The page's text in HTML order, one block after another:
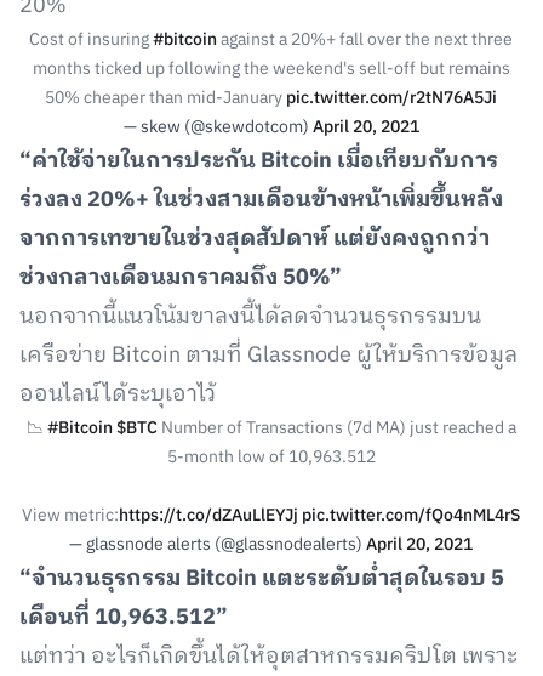
Cost of insuring#bitcoinagainst a 20%+ fall over the next three
months ticked up following the weekend's sell-off but remains
50% cheaper than mid-Januarypic.twitter.com/r2tN76A5Ji
— skew (@skewdotcom)April 20, 2021
“ค่าใช้จ่ายในการประกัน Bitcoin เมื่อเทียบกับการ
ร่วงลง 20%+ ในช่วงสามเดือนข้างหน้าเพิ่มขึ้นหลัง
จากการเทขายในช่วงสุดสัปดาห์ แต่ยังคงถูกกว่า
ช่วงกลางเดือนมกราคมถึง 50%”
นอกจากนี้แนวโน้มขาลงนี้ได้ลดจำนวนธุรกรรมบน
เครือข่าย Bitcoin ตามที่ Glassnode ผู้ให้บริการข้อมูล
ออนไลน์ได้ระบุเอาไว้
📉#Bitcoin$BTCNumber of Transactions (7d MA) just reached a
5-month low of 10,963.512
View metric:https://t.co/dZAuLlEYJj pic.twitter.com/fQo4nML4rS
— glassnode alerts (@glassnodealerts)April 20, 2021
“จำนวนธุรกรรม Bitcoin แตะระดับต่ำสุดในรอบ 5
เดือนที่ 10,963.512”
แต่ทว่า อะไรก็เกิดขึ้นได้ให้อุตสาหกรรมคริปโต เพราะ